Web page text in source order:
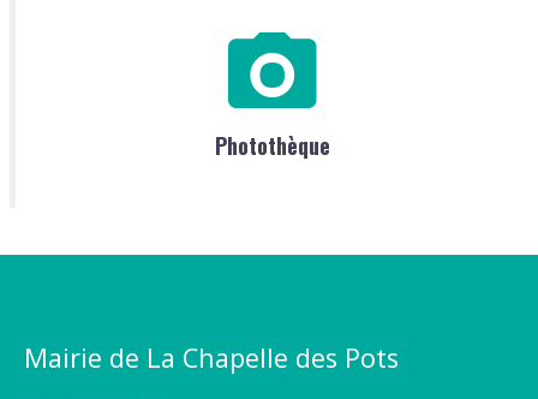
Photothèque
Mairie de La Chapelle des Pots